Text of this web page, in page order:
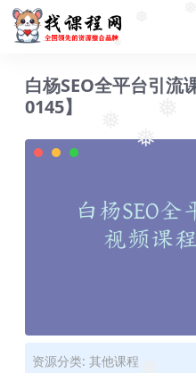
❅ ❅
❅
白杨SEO全平台引流
0145】
资源分类: 其他课程